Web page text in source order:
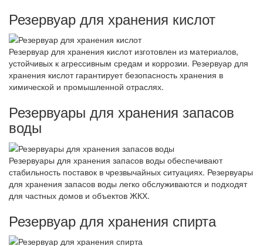
Резервуар для хранения кислот
Резервуар для хранения кислот изготовлен из материалов,
устойчивых к агрессивным средам и коррозии. Резервуар для
хранения кислот гарантирует безопасность хранения в
химической и промышленной отраслях.
Резервуары для хранения запасов
воды
Резервуары для хранения запасов воды обеспечивают
стабильность поставок в чрезвычайных ситуациях. Резервуары
для хранения запасов воды легко обслуживаются и подходят
для частных домов и объектов ЖКХ.
Резервуар для хранения спирта